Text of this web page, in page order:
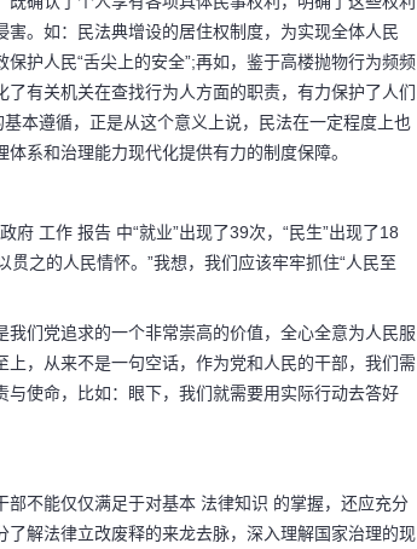
。如：民法典增设的居住权制度，为实现全体人民
护人民“舌尖上的安全”;再如，鉴于高楼抛物行为频频
有关机关在查找行为人方面的职责，有力保护了人们
本遵循，正是从这个意义上说，民法在一定程度上也
系和治理能力现代化提供有力的制度保障。
府 工作 报告 中“就业”出现了39次，“民生”出现了18
贯之的人民情怀。”我想，我们应该牢牢抓住“人民至
们党追求的一个非常崇高的价值，全心全意为人民服
，从来不是一句空话，作为党和人民的干部，我们需
使命，比如：眼下，我们就需要用实际行动去答好
不能仅仅满足于对基本 法律知识 的掌握，还应充分
解法律立改废释的来龙去脉，深入理解国家治理的现